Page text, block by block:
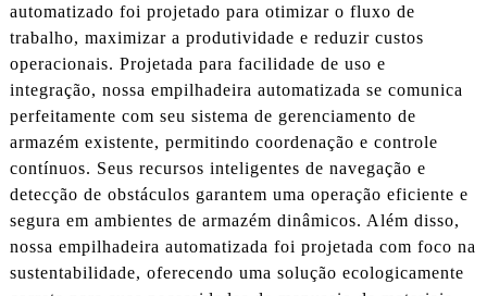
automatizado foi projetado para otimizar o fluxo de
trabalho, maximizar a produtividade e reduzir custos
operacionais. Projetada para facilidade de uso e
integração, nossa empilhadeira automatizada se comunica
perfeitamente com seu sistema de gerenciamento de
armazém existente, permitindo coordenação e controle
contínuos. Seus recursos inteligentes de navegação e
detecção de obstáculos garantem uma operação eficiente e
segura em ambientes de armazém dinâmicos. Além disso,
nossa empilhadeira automatizada foi projetada com foco na
sustentabilidade, oferecendo uma solução ecologicamente